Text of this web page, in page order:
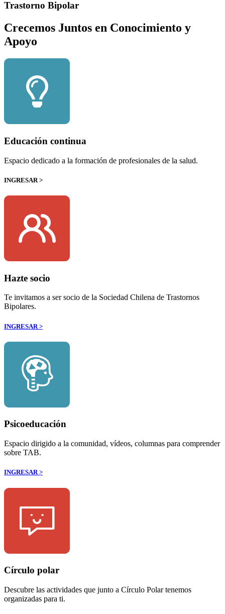
Trastorno Bipolar
Crecemos Juntos en Conocimiento y
Apoyo
Educación continua
Espacio dedicado a la formación de profesionales de la salud.
INGRESAR >
Hazte socio
Te invitamos a ser socio de la Sociedad Chilena de Trastornos
Bipolares.
INGRESAR >
Psicoeducación
Espacio dirigido a la comunidad, vídeos, columnas para comprender
sobre TAB.
INGRESAR >
Círculo polar
Descubre las actividades que junto a Círculo Polar tenemos
organizadas para ti.